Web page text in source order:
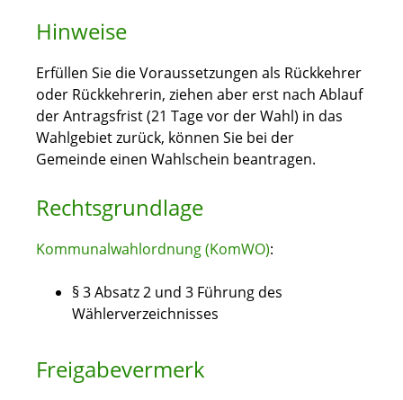
Hinweise
Erfüllen Sie die Voraussetzungen als Rückkehrer
oder Rückkehrerin, ziehen aber erst nach Ablauf
der Antragsfrist (21 Tage vor der Wahl) in das
Wahlgebiet zurück, können Sie bei der
Gemeinde einen Wahlschein beantragen.
Rechtsgrundlage
Kommunalwahlordnung (KomWO):
§ 3 Absatz 2 und 3 Führung des
Wählerverzeichnisses
Freigabevermerk